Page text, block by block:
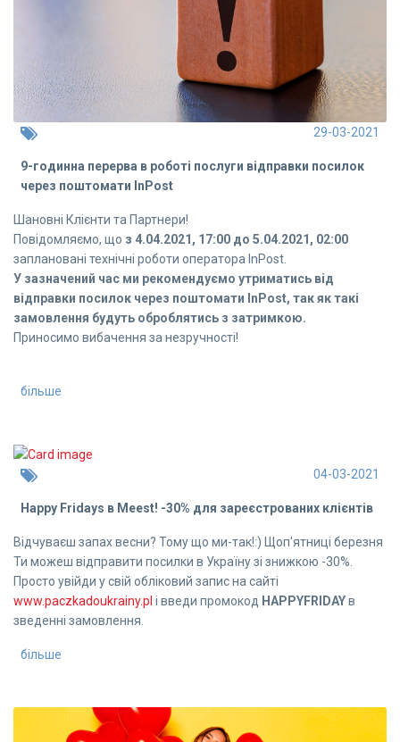
29-03-2021
9-годинна перерва в роботі послуги відправки посилок
через поштомати InPost
Шановні Клієнти та Партнери!
Повідомляємо, що з 4.04.2021, 17:00 до 5.04.2021, 02:00
заплановані технічні роботи оператора InPost.
У зазначений час ми рекомендуємо утриматись від
відправки посилок через поштомати InPost, так як такі
замовлення будуть оброблятись з затримкою.
Приносимо вибачення за незручності!
більше
04-03-2021
Happy Fridays в Meest! -30% для зареєстрованих клієнтів
Відчуваєш запах весни? Тому що ми-так!:) Щоп'ятниці березня
Ти можеш відправити посилки в Україну зі знижкою -30%.
Просто увійди у свій обліковий запис на сайтi
www.paczkadoukrainy.pl і введи промокод HAPPYFRIDAYв
зведенні замовлення.
більше